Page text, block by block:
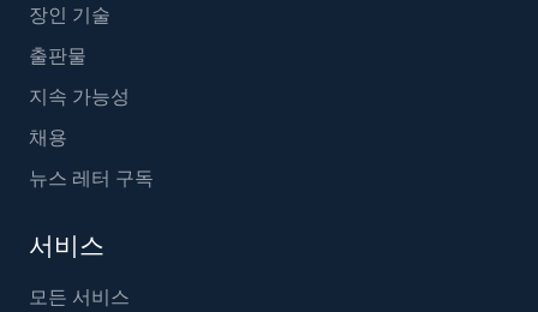
장인 기술
출판물
지속 가능성
채용
뉴스 레터 구독
서비스
모든 서비스